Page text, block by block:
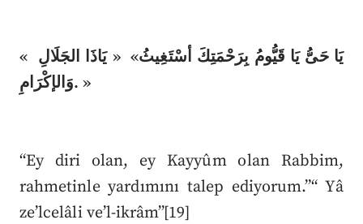
« يَا حَىُّ يَا قَيُّومُ بِرَحْمَتِكَ أسْتَغِيثُ» « يَاذَا الجَلَالِ
وَالإكْرَامِ. »
“Ey diri olan, ey Kayyûm olan Rabbim,
rahmetinle yardımını talep ediyorum.”“ Yâ
ze’lcelâli ve’l-ikrâm”[19]